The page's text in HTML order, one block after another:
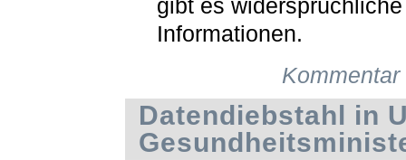
gibt es widersprüchliche
Informationen.
Datendiebstahl in